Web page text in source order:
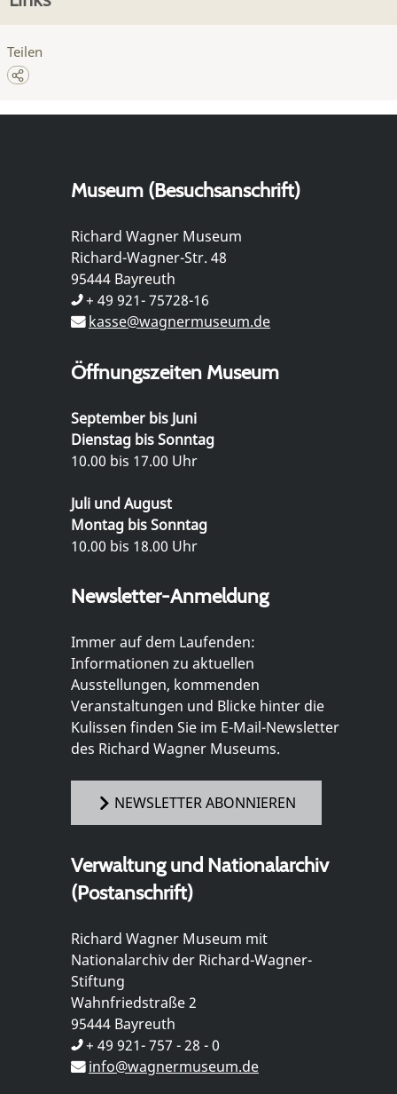
Teilen
Museum (Besuchsanschrift)
Richard Wagner Museum
Richard-Wagner-Str. 48
95444 Bayreuth
+ 49 921- 75728-16
kasse@wagnermuseum.de
Öffnungszeiten Museum
September bis Juni
Dienstag bis Sonntag
10.00 bis 17.00 Uhr
Juli und August
Montag bis Sonntag
10.00 bis 18.00 Uhr
Newsletter-Anmeldung
Immer auf dem Laufenden:
Informationen zu aktuellen
Ausstellungen, kommenden
Veranstaltungen und Blicke hinter die
Kulissen finden Sie im E-Mail-Newsletter
des Richard Wagner Museums.
NEWSLETTER ABONNIEREN
Verwaltung und Nationalarchiv
(Postanschrift)
Richard Wagner Museum mit
Nationalarchiv der Richard-Wagner-
Stiftung
Wahnfriedstraße 2
95444 Bayreuth
+ 49 921- 757 - 28 - 0
info@wagnermuseum.de